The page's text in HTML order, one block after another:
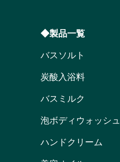
◆製品一覧
バスソルト
炭酸入浴料
バスミルク
泡ボディウォッシュ
ハンドクリーム